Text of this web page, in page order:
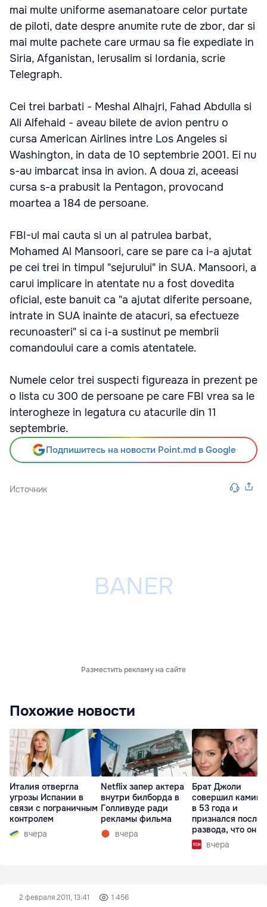
mai multe uniforme asemanatoare celor purtate
de piloti, date despre anumite rute de zbor, dar si
mai multe pachete care urmau sa fie expediate in
Siria, Afganistan, Ierusalim si Iordania, scrie
Telegraph.
Cei trei barbati - Meshal Alhajri, Fahad Abdulla si
Ali Alfehaid - aveau bilete de avion pentru o
cursa American Airlines intre Los Angeles si
Washington, in data de 10 septembrie 2001. Ei nu
s-au imbarcat insa in avion. A doua zi, aceeasi
cursa s-a prabusit la Pentagon, provocand
moartea a 184 de persoane.
FBI-ul mai cauta si un al patrulea barbat,
Mohamed Al Mansoori, care se pare ca i-a ajutat
pe cei trei in timpul "sejurului" in SUA. Mansoori, a
carui implicare in atentate nu a fost dovedita
oficial, este banuit ca "a ajutat diferite persoane,
intrate in SUA inainte de atacuri, sa efectueze
recunoasteri" si ca i-a sustinut pe membrii
comandoului care a comis atentatele.
Numele celor trei suspecti figureaza in prezent pe
o lista cu 300 de persoane pe care FBI vrea sa le
interogheze in legatura cu atacurile din 11
septembrie.
Подпишитесь на новости Point.md в Google
Источник
Разместить рекламу на сайте
Похожие новости
Италия отвергла
угрозы Испании в
связи с пограничным
контролем
вчера
Netflix запер актера
внутри билборда в
Голливуде ради
рекламы фильма
вчера
Брат Джоли
совершил
в 53 года и
признался после
развода, что он
вчера
2 февраля 2011, 13:41 1 456